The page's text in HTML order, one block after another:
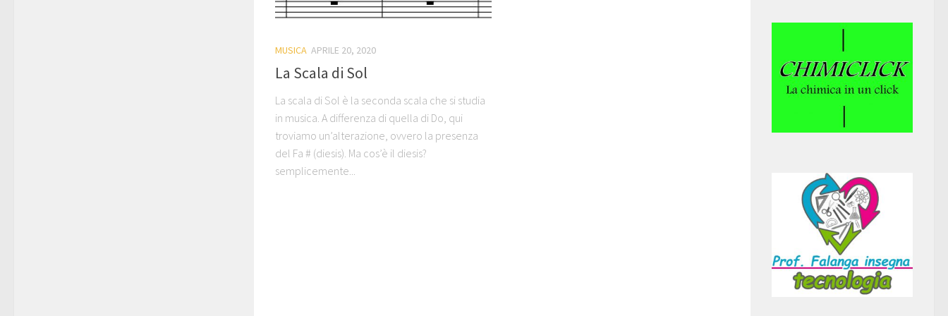
MUSICA APRILE 20, 2020
La Scala di Sol
La scala di Sol è la seconda scala che si studia
in musica. A differenza di quella di Do, qui
troviamo un’alterazione, ovvero la presenza
del Fa # (diesis). Ma cos’è il diesis?
semplicemente...